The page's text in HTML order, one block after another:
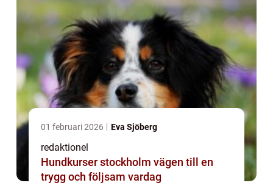
01 februari 2026 Eva Sjöberg
redaktionel
Hundkurser stockholm vägen till en
trygg och följsam vardag